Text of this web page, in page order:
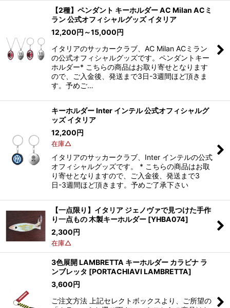
【2種】ペンダント キーホルダー AC Milan ACミ
ラン 公式オフィシャルグッズ イタリア
12,200円 ～15,000円
イタリアのサッカークラブ、AC Milan ACミラン
の公式オフィシャルグッズです。ペンダントキー
ホルダー* こちらの商品はお取り寄せとなります
ので、ご入金後、発送まで3日-3週間ほど頂きま
す。予めご…
キーホルダー Inter インテル 公式オフィシャルグ
ッズ イタリア
12,200円
在庫△
イタリアのサッカークラブ、Inter インテルの公式
オフィシャルグッズです。 * こちらの商品はお取
り寄せとなりますので、ご入金後、発送まで3
日-3週間ほど頂きます。予めご了承下さい
【一点限り】イタリア ジェノヴァで見つけた手作
り一点もの 木製キーホルダー [YHBA074]
2,300円
在庫△
3色展開 LAMBRETTA キーホルダー カラビナ ラ
ンブレッタ [PORTACHIAVI LAMBRETTA]
3,600円
ご注文方法 上記セレクトボックスより、ご所望の